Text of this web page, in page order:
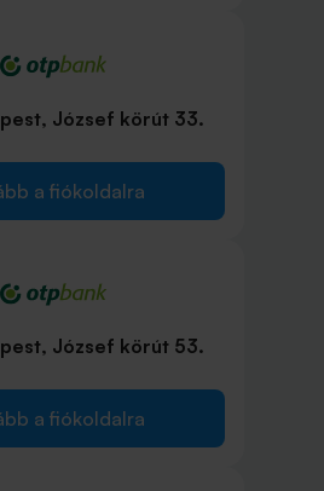
József körút 33.
a fiókoldalra
József körút 53.
a fiókoldalra